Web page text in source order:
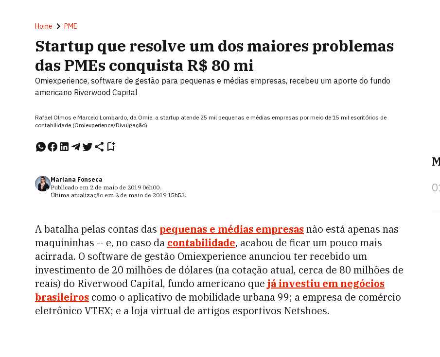
Home PME
Startup que resolve um dos maiores problemas
das PMEs conquista R$ 80 mi
Omiexperience, software de gestão para pequenas e médias empresas, recebeu um aporte do fundo
americano Riverwood Capital
Rafael Olmos e Marcelo Lombardo, da Omie: a startup atende 25 mil pequenas e médias empresas por meio de 15 mil escritórios de
contabilidade (Omiexperience/Divulgação)
Mariana Fonseca
Publicado em 2 de maio de 2019 06h00.
Última atualização em 2 de maio de 2019 15h53.
A batalha pelas contas das pequenas e médias empresasnão está apenas nas
maquininhas -- e, no caso da contabilidade, acabou de ficar um pouco mais
acirrada. O software de gestão Omiexperience anunciou ter recebido um
investimento de 20 milhões de dólares (na cotação atual, cerca de 80 milhões de
reais) do Riverwood Capital, fundo americano que já investiu em negócios
brasileiros como o aplicativo de mobilidade urbana 99; a empresa de comércio
eletrônico VTEX; e a loja virtual de artigos esportivos Netshoes.